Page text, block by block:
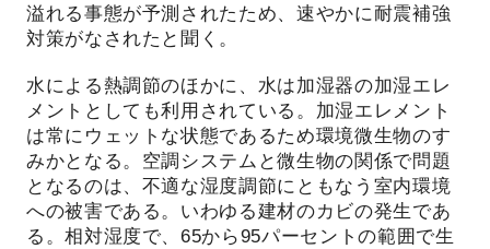
溢れる事態が予測されたため、速やかに耐震補強
対策がなされたと聞く。
水による熱調節のほかに、水は加湿器の加湿エレ
メントとしても利用されている。加湿エレメント
は常にウェットな状態であるため環境微生物のす
みかとなる。空調システムと微生物の関係で問題
となるのは、不適な湿度調節にともなう室内環境
への被害である。いわゆる建材のカビの発生であ
る。相対湿度で、65から95パーセントの範囲で生